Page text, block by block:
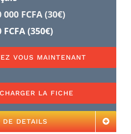
000 FCFA (30€)
FCFA (350€)
VOUS MAINTENANT
LA FICHE
DE DETAILS